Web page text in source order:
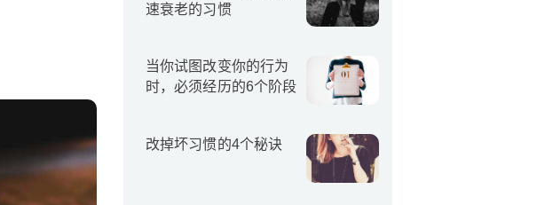
速衰老的习惯
当你试图改变你的行为
时，必须经历的6个阶段
改掉坏习惯的4个秘诀